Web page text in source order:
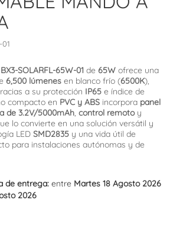
SOLARFL-65W-01 de 65W ofrece una
6,500 lúmenes en blanco frío (6500K),
a su protección IP65 e índice de
compacto en PVC y ABS incorpora panel
de 3.2V/5000mAh, control remotoy
lo convierte en una solución versátil y
LED SMD2835 y una vida útil de
para instalaciones autónomas y de
de entrega: entre Martes 18 Agosto 2026
2026